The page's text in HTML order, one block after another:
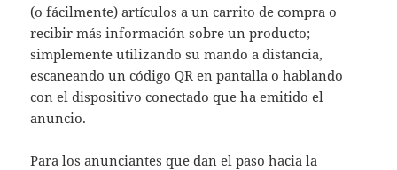
(o fácilmente) artículos a un carrito de compra o
recibir más información sobre un producto;
simplemente utilizando su mando a distancia,
escaneando un código QR en pantalla o hablando
con el dispositivo conectado que ha emitido el
anuncio.
Para los anunciantes que dan el paso hacia la